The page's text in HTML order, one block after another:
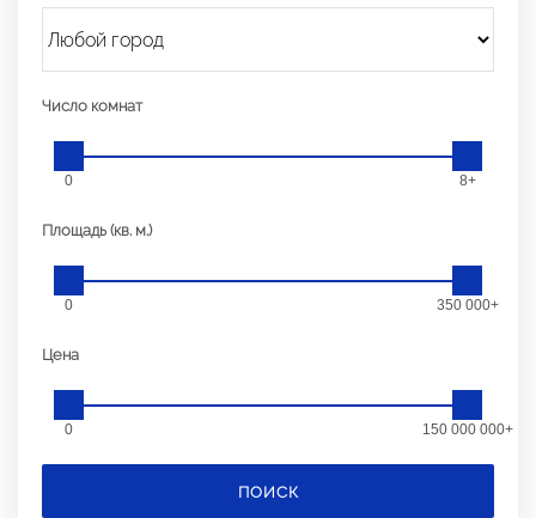
Число комнат
0 8+
Площадь (кв. м.)
0 350 000+
Цена
0 150 000 000+
ПОИСК